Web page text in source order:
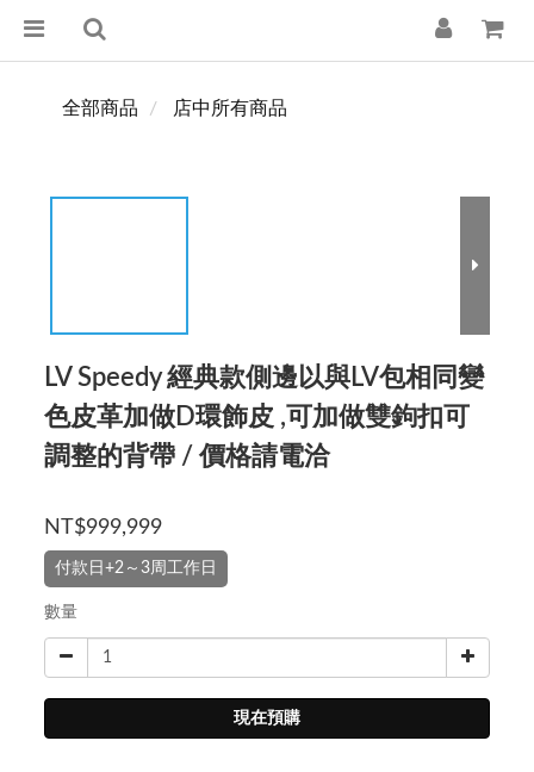
全部商品 店中所有商品
LV Speedy 經典款側邊以與LV包相同變
色皮革加做D環飾皮 ,可加做雙鉤扣可
調整的背帶 / 價格請電洽
NT$999,999
付款日+2～3周工作日
數量
現在預購